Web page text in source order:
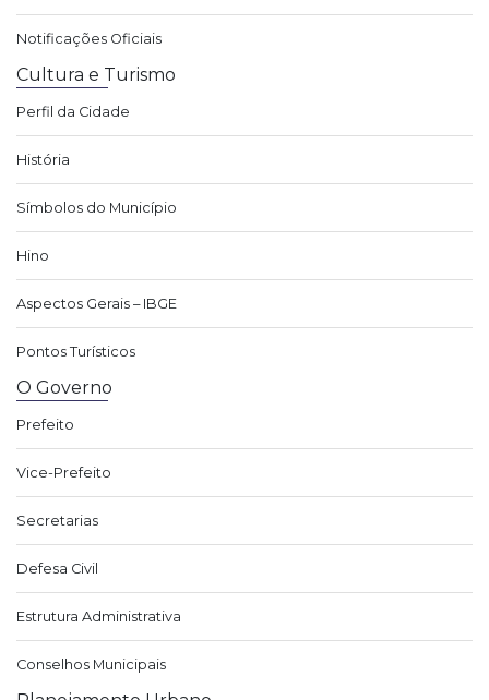
Notificações Oficiais
Cultura e Turismo
Perfil da Cidade
História
Símbolos do Município
Hino
Aspectos Gerais – IBGE
Pontos Turísticos
O Governo
Prefeito
Vice-Prefeito
Secretarias
Defesa Civil
Estrutura Administrativa
Conselhos Municipais